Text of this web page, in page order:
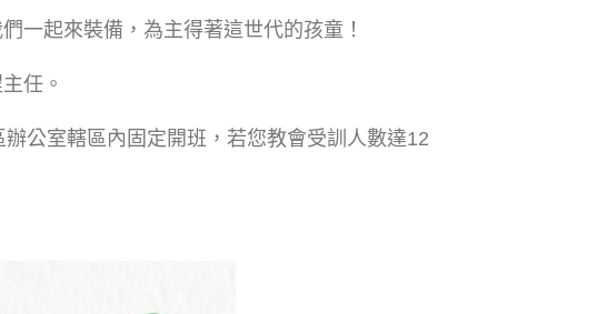
一起來裝備，為主得著這世代的孩童！
任。
公室轄區內固定開班，若您教會受訓人數達12